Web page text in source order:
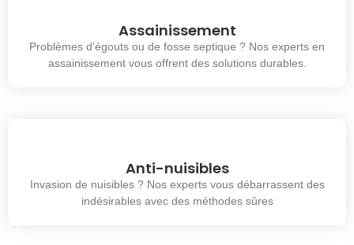
Assainissement
Problèmes d'égouts ou de fosse septique ? Nos experts en
assainissement vous offrent des solutions durables.
Anti-nuisibles
Invasion de nuisibles ? Nos experts vous débarrassent des
indésirables avec des méthodes sûres